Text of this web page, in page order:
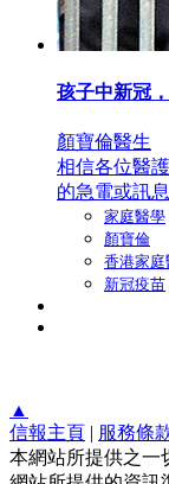
孩子中新冠
顏寶倫醫生
相信各位醫
的急電或訊
家庭醫學
顏寶倫
香港家
新冠疫苗
▲
信報主頁 | 服務條
本網站所提供之一